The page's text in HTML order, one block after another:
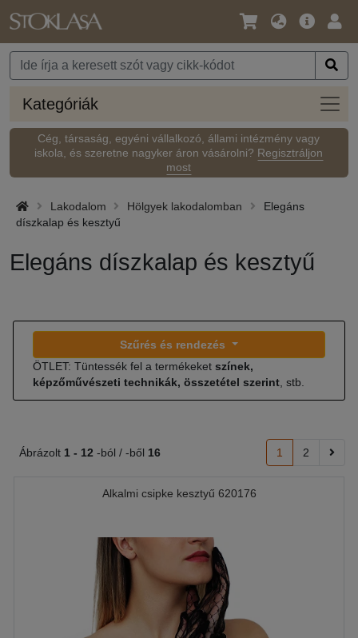
Nyelv
Pénznem
Fő
Kategóriák
Cég, társaság, egyéni vállalkozó, állami intézmény vagy
iskola, és szeretne nagyker áron vásárolni? Regisztráljon
most
Lakodalom Hölgyek lakodalomban
Elegáns
díszkalap és kesztyű
Elegáns díszkalap és kesztyű
Szűrés és rendezés
ÖTLET: Tüntessék fel a termékeket színek,
képzőművészeti technikák, összetétel szerint , stb.
Ábrázolt 1 - 12 -ból / -ből 16 1 2
Alkalmi csipke kesztyű 620176